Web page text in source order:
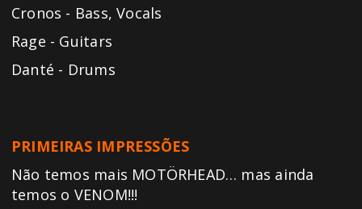
Cronos - Bass, Vocals
Rage - Guitars
Danté - Drums
PRIMEIRAS IMPRESSÕES
Não temos mais MOTÖRHEAD… mas ainda
temos o VENOM!!!